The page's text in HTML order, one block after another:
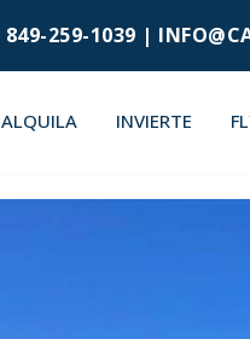
849-259-1039 |
ALQUILA INVIERTE